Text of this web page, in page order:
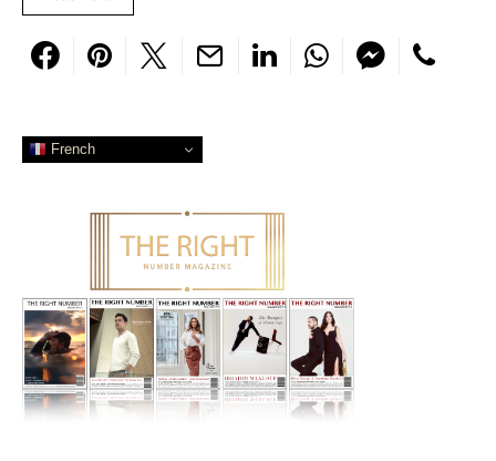
French